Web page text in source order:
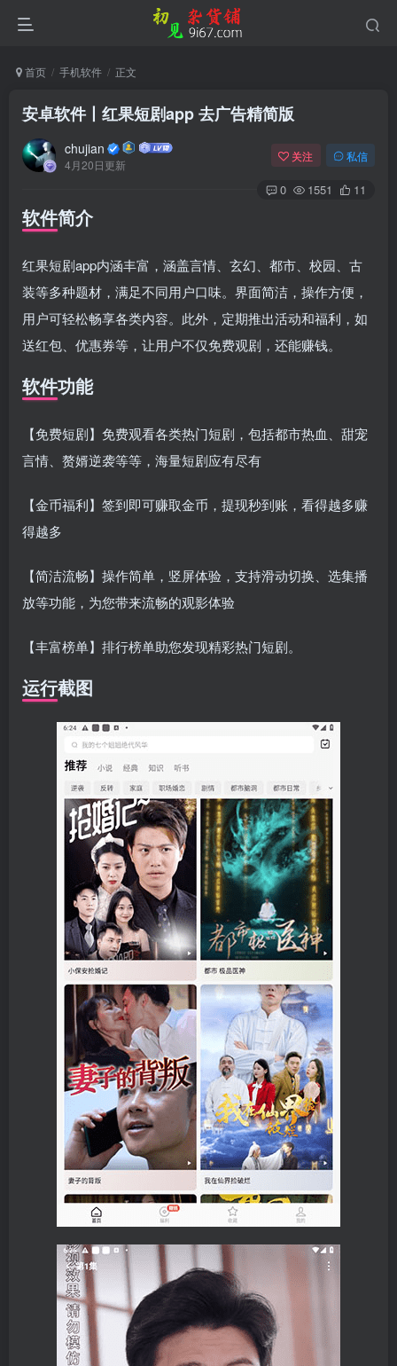
首页 手机软件 正文
安卓软件丨红果短剧app 去广告精简版
chujian
4月20日更新
关注 私信
0 1551 11
软件简介
红果短剧app内涵丰富，涵盖言情、玄幻、都市、校园、古
装等多种题材，满足不同用户口味。界面简洁，操作方便，
用户可轻松畅享各类内容。此外，定期推出活动和福利，如
送红包、优惠券等，让用户不仅免费观剧，还能赚钱。
软件功能
【免费短剧】免费观看各类热门短剧，包括都市热血、甜宠
言情、赘婿逆袭等等，海量短剧应有尽有
【金币福利】签到即可赚取金币，提现秒到账，看得越多赚
得越多
【简洁流畅】操作简单，竖屏体验，支持滑动切换、选集播
放等功能，为您带来流畅的观影体验
【丰富榜单】排行榜单助您发现精彩热门短剧。
运行截图
扫码登录
使用其它方式登录或注册
扫码登录即表示同意用户协议、隐私声明